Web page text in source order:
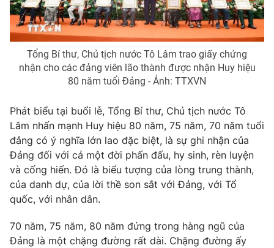
® Cấm sao chép dưới mọi hình thức nếu không có sự chấp
thuận bằng văn bản. Ghi rõ nguồn VTV.vn khi phát hành lại
thông tin từ website này.
Tổng Bí thư, Chủ tịch nước Tô Lâm trao giấy chứng
nhận cho các đảng viên lão thành được nhận Huy hiệu
80 năm tuổi Đảng - Ảnh: TTXVN
Phát biểu tại buổi lễ, Tổng Bí thư, Chủ tịch nước Tô
Lâm nhấn mạnh Huy hiệu 80 năm, 75 năm, 70 năm tuổi
đảng có ý nghĩa lớn lao đặc biệt, là sự ghi nhận của
Đảng đối với cả một đời phấn đấu, hy sinh, rèn luyện
và cống hiến. Đó là biểu tượng của lòng trung thành,
của danh dự, của lời thề son sắt với Đảng, với Tổ
quốc, với nhân dân.
70 năm, 75 năm, 80 năm đứng trong hàng ngũ của
Đảng là một chặng đường rất dài. Chặng đường ấy